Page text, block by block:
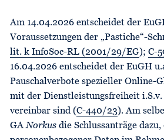
Am 14.04.2026 entscheidet der
Voraussetzungen der „Pastiche“-
lit. k InfoSoc-RL (2001/29/EG); C-
16.04.2026 entscheidet der EuGH
Pauschalverbote spezieller Online-
mit der Dienstleistungsfreiheit i.S.v.
vereinbar sind (C-440/23). Am
GANorkus die Schlussanträge